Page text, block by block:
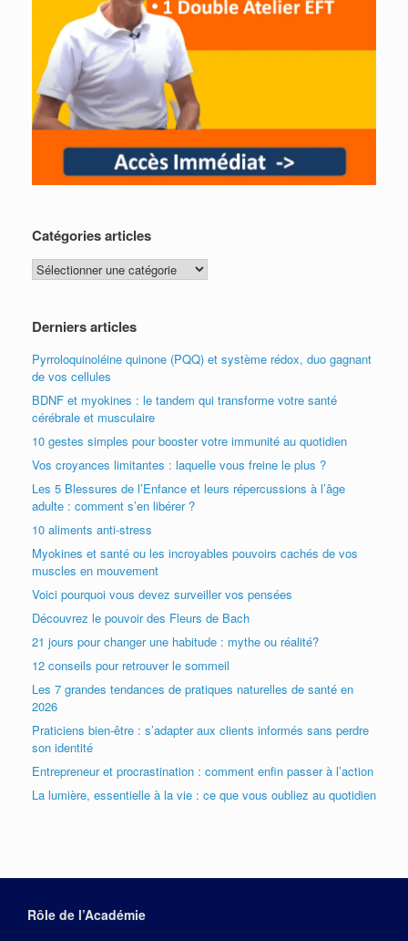
Catégories articles
Catégories
articles
Derniers articles
Pyrroloquinoléine quinone (PQQ) et système rédox, duo gagnant
de vos cellules
BDNF et myokines : le tandem qui transforme votre santé
cérébrale et musculaire
10 gestes simples pour booster votre immunité au quotidien
Vos croyances limitantes : laquelle vous freine le plus ?
Les 5 Blessures de l’Enfance et leurs répercussions à l’âge
adulte : comment s’en libérer ?
10 aliments anti-stress
Myokines et santé ou les incroyables pouvoirs cachés de vos
muscles en mouvement
Voici pourquoi vous devez surveiller vos pensées
Découvrez le pouvoir des Fleurs de Bach
21 jours pour changer une habitude : mythe ou réalité?
12 conseils pour retrouver le sommeil
Les 7 grandes tendances de pratiques naturelles de santé en
2026
Praticiens bien-être : s’adapter aux clients informés sans perdre
son identité
Entrepreneur et procrastination : comment enfin passer à l’action
La lumière, essentielle à la vie : ce que vous oubliez au quotidien
Rôle de l’Académie